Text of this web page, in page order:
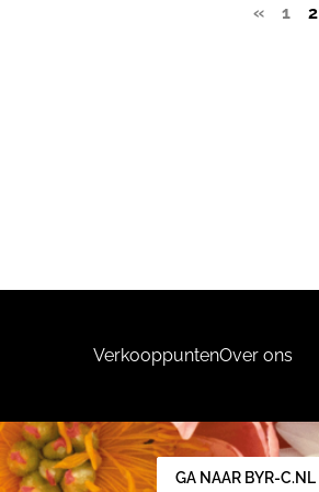
« 1 2
VerkooppuntenOver ons
GA NAAR BYR-C.NL